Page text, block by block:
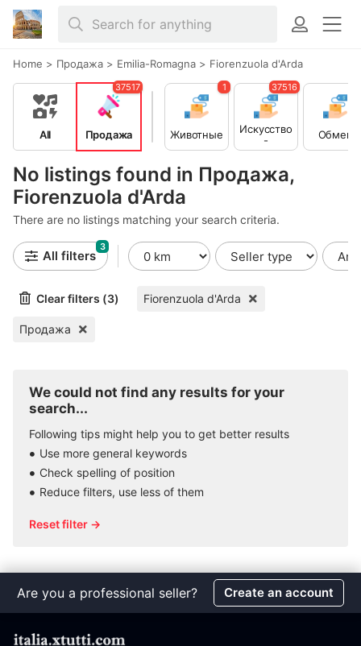
Home > Продажа > Emilia-Romagna > Fiorenzuola d'Arda
No listings found in Продажа,
Fiorenzuola d'Arda
There are no listings matching your search criteria.
All Продажа
37517
Животные
1
Искусство
-
Коллекци
ие
37516
Обмен
All filters
3
Clear filters (3) Fiorenzuola d'Arda
Продажа
We could not find any results for your
search...
Following tips might help you to get better results
Use more general keywords
Check spelling of position
Reduce filters, use less of them
Reset filter →
Are you a professional seller? Create an account